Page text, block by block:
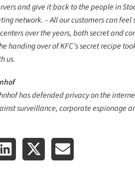
and give it back to the people in
network. – All our customers can
over the years, both secret and
handing over of KFC’s secret recipe
us.
has defended privacy on the
surveillance, corporate espionage